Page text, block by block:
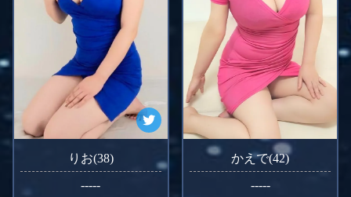
りお(38)
-----
かえで(42)
-----